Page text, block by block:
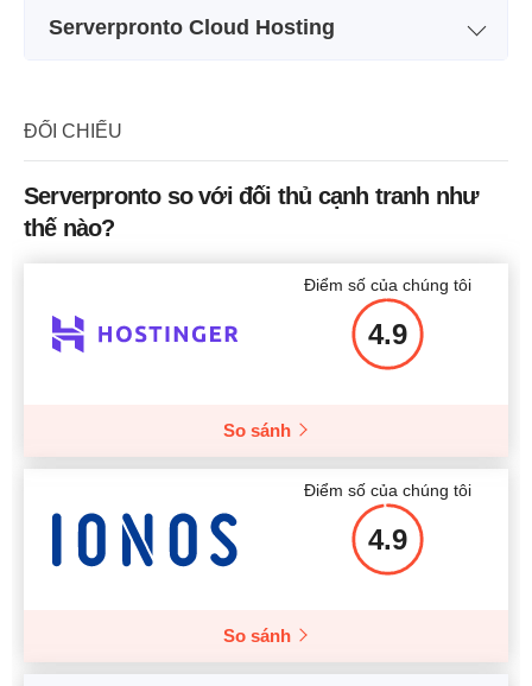
Lưu trữ
Serverpronto Cloud Hosting
Lưu trữ
RAM 3 GB
$29.95
Thêm chi tiết
ĐỐI CHIẾU
Serverpronto so với đối thủ cạnh tranh như
thế nào?
Điểm số của chúng tôi
4.9
So sánh
Điểm số của chúng tôi
4.9
So sánh